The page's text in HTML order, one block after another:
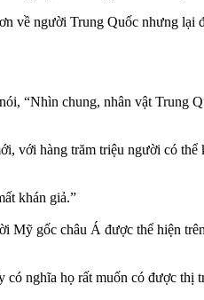
người Trung Quốc nhưng lại
“Nhìn chung, nhân vật Trung
với hàng trăm triệu người có
khán giả.”
gốc châu Á được thể hiện
có nghĩa họ rất muốn có được